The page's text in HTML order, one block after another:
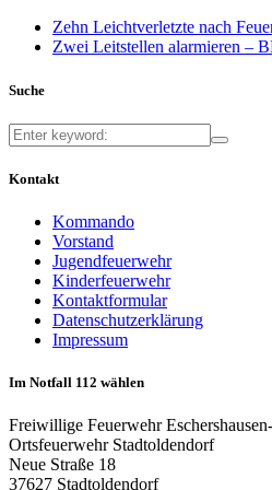
Zehn Leichtverletzte nach
Zwei Leitstellen alarmieren –
Suche
Kontakt
Kommando
Vorstand
Jugendfeuerwehr
Kinderfeuerwehr
Kontaktformular
Datenschutzerklärung
Impressum
Im Notfall 112 wählen
Freiwillige Feuerwehr
Ortsfeuerwehr Stadtoldendorf
Neue Straße 18
37627 Stadtoldendorf